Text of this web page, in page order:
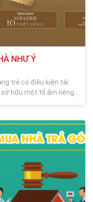
NHƯ Ý
trẻ có điều kiện tài
hữu một tổ ấm riêng
giá trên m2 chỉ từ
sở hữu căn hộ của riêng